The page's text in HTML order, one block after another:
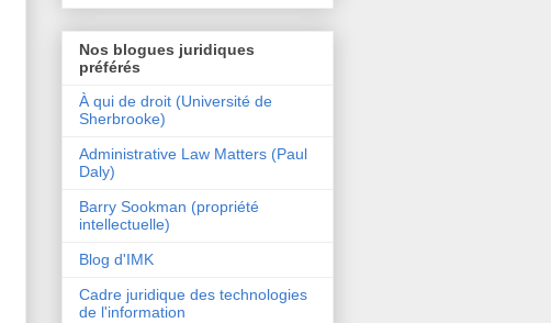
Nos blogues juridiques
préférés
À qui de droit (Université de
Sherbrooke)
Administrative Law Matters (Paul
Daly)
Barry Sookman (propriété
intellectuelle)
Blog d'IMK
Cadre juridique des technologies
de l'information